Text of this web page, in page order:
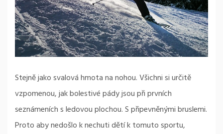
Stejně jako svalová hmota na nohou. Všichni si určitě
vzpomenou, jak bolestivé pády jsou při prvních
seznámeních s ledovou plochou. S připevněnými bruslemi.
Proto aby nedošlo k nechuti dětí k tomuto sportu,